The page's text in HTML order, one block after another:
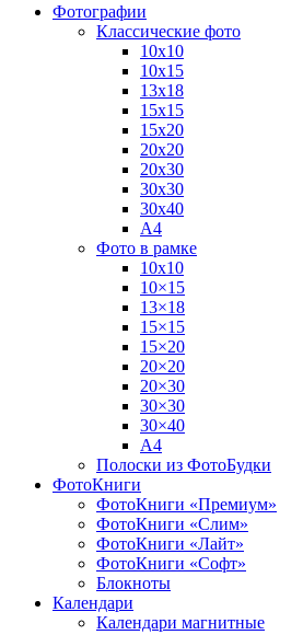
Фотографии
Классические фото
10х10
10х15
13х18
15х15
15х20
20х20
20х30
30х30
30х40
А4
Фото в рамке
10х10
10×15
13×18
15×15
15×20
20×20
20×30
30×30
30×40
A4
Полоски из ФотоБудки
ФотоКниги
ФотоКниги «Премиум»
ФотоКниги «Слим»
ФотоКниги «Лайт»
ФотоКниги «Софт»
Блокноты
Календари
Календари магнитные